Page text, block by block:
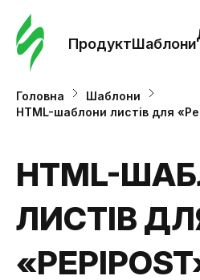
ПродуктШаблони
Головна
Шаблони
HTML-шаблони листів для
HTML-
ЛИСТІВ